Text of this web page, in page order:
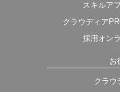
スキルア
クラウディア
採用オン
お
クラウ